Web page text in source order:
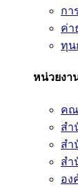
กา
ค่า
ทุน
หน่วยงา
คณ
สำ
สำ
สำ
อง